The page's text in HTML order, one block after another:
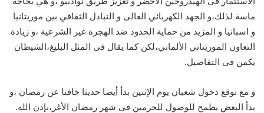
ماسة لذلك،و الجهد الكهربائي العالى و التبادل الثقافي بين موريتانيا
و اسبانيا و المزيد من حماية الحدود ضد الهجرة غير الشرعية ،و زيادة
التعاون الموريتاني الألماني،لكن كما يقال فى المثل البليغ،الشيطان
يكمن فى التفاصيل.
و مع توقع دخول شعبان يوم الإثنين بدأ أيضا حديثا خافتا عن رمضان ،و
بدأ البعض يطمح للوصول للحرمين فى شهر رمضان الأغر،بإذن الله.